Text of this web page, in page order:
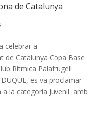
de Catalunya
celebrar a
de Catalunya Copa Base
Ritmica Palafrugell
DUQUE, es va proclamar
a la categoría Juvenil amb